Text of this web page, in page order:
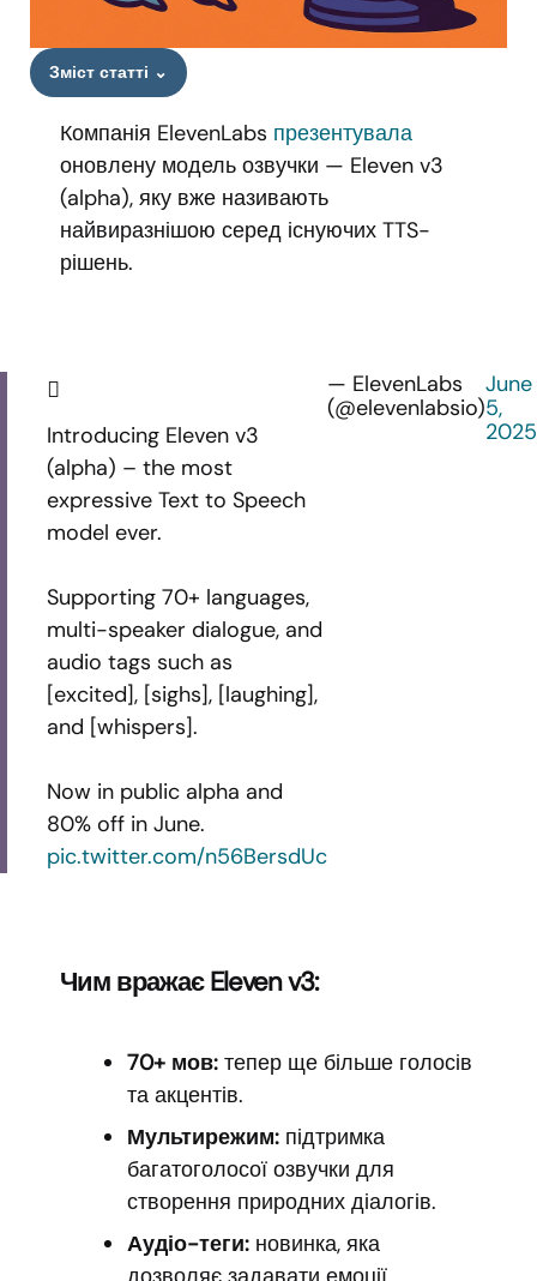
Зміст статті ⌄
Компанія ElevenLabs презентувала
оновлену модель озвучки — Eleven v3
(alpha), яку вже називають
найвиразнішою серед існуючих TTS-
рішень.
Introducing Eleven v3
(alpha) – the most
expressive Text to Speech
model ever.
Supporting 70+ languages,
multi-speaker dialogue, and
audio tags such as
[excited], [sighs], [laughing],
and [whispers].
Now in public alpha and
80% off in June.
pic.twitter.com/n56BersdUc
— ElevenLabs
(@elevenlabsio)
June
5,
2025
Чим вражає Eleven v3:
70+ мов: тепер ще більше голосів
та акцентів.
Мультирежим: підтримка
багатоголосої озвучки для
створення природних діалогів.
Аудіо-теги: новинка, яка